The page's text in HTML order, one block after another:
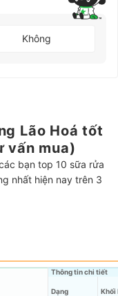
Không
Lão Hoá tốt
vấn mua)
bạn top 10 sữa rửa
nhất hiện nay trên 3
Thông tin chi tiết
Dạng Khối